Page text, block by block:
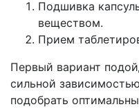
Подшивка
веществом.
Прием
Первый вариант
сильной
подобрать